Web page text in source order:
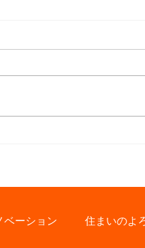
ベーション 住まいのよ